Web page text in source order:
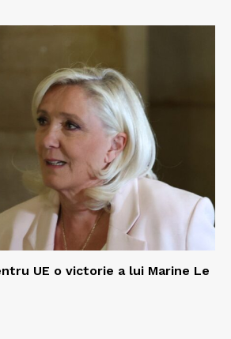
UE o victorie a lui Marine Le